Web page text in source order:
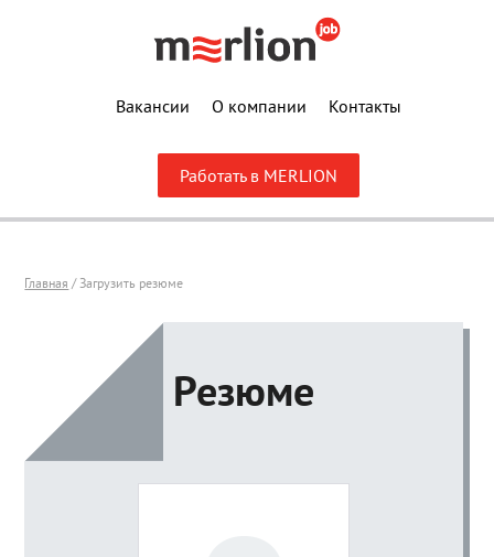
Вакансии О компании Контакты
Работать в MERLION
Главная / Загрузить резюме
Резюме